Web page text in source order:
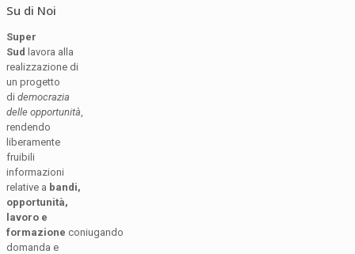
Su di Noi
Super
Sud lavora alla
realizzazione di
un progetto
di democrazia
delle opportunità
rendendo
liberamente
fruibili
informazioni
relative a bandi,
opportunità,
lavoro e
formazione coniugando
domanda e